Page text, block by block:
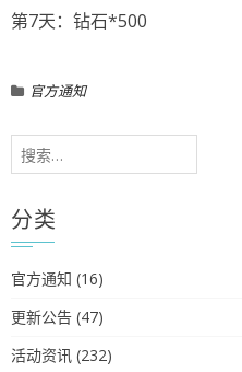
第7天：钻石*500
官方通知
搜
索：
分类
官方通知 (16)
更新公告 (47)
活动资讯 (232)